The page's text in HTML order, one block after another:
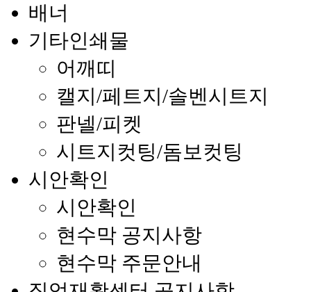
배너
기타인쇄물
어깨띠
캘지/페트지/솔벤시트지
판넬/피켓
시트지컷팅/돔보컷팅
시안확인
시안확인
현수막 공지사항
현수막 주문안내